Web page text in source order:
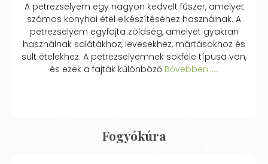
A petrezselyem egy nagyon kedvelt fűszer, amelyet
számos konyhai étel elkészítéséhez használnak. A
petrezselyem egyfajta zöldség, amelyet gyakran
használnak salátákhoz, levesekhez, mártásokhoz és
sült ételekhez. A petrezselyemnek sokféle típusa van,
és ezek a fajták különbözőBővebben...…
Fogyókúra